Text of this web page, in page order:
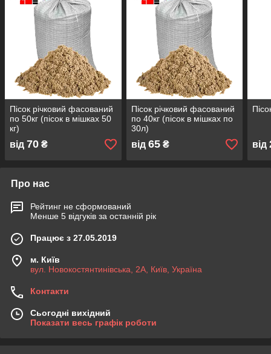
Пісок річковий фасований
по 50кг (пісок в мішках 50
кг)
від 70 ₴
Пісок річковий фасований
по 40кг (пісок в мішках по
30л)
від 65₴ від
Про нас
Рейтинг не сформований
Менше 5 відгуків за останній рік
Працює з 27.05.2019
м. Київ
вул. Новокостянтинівська, 2А, Київ, Україна
Контакти
Сьогодні вихідний
Показати весь графік роботи